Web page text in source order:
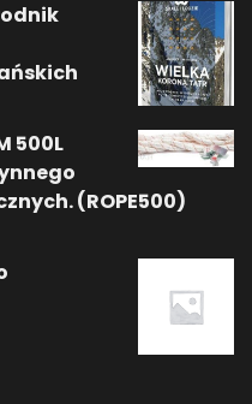
500L
(ROPE500)